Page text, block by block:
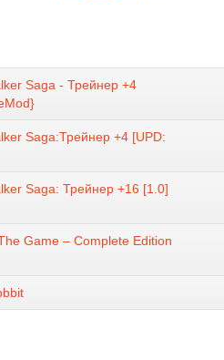
Saga - Трейнер +4
Saga:Трейнер +4 [UPD:
Saga: Трейнер +16 [1.0]
Game – Complete Edition